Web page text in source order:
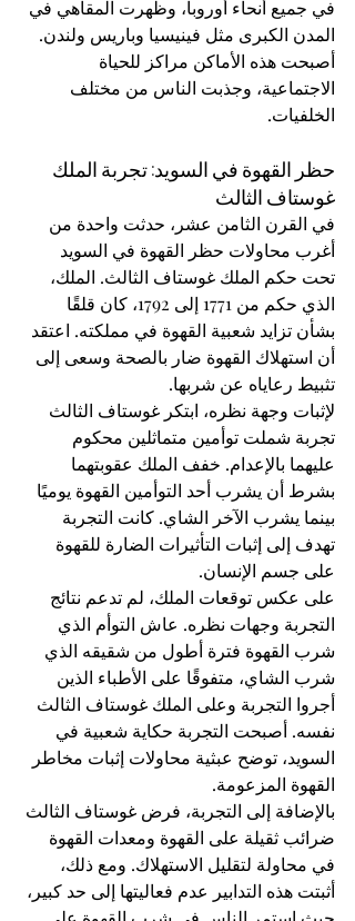
في جميع أنحاء أوروبا، وظهرت المقاهي في
المدن الكبرى مثل فينيسيا وباريس ولندن.
أصبحت هذه الأماكن مراكز للحياة
الاجتماعية، وجذبت الناس من مختلف
الخلفيات.
حظر القهوة في السويد: تجربة الملك
غوستاف الثالث
في القرن الثامن عشر، حدثت واحدة من
أغرب محاولات حظر القهوة في السويد
تحت حكم الملك غوستاف الثالث. الملك،
الذي حكم من 1771 إلى 1792، كان قلقًا
بشأن تزايد شعبية القهوة في مملكته. اعتقد
أن استهلاك القهوة ضار بالصحة وسعى إلى
تثبيط رعاياه عن شربها.
لإثبات وجهة نظره، ابتكر غوستاف الثالث
تجربة شملت توأمين متماثلين محكوم
عليهما بالإعدام. خفف الملك عقوبتهما
بشرط أن يشرب أحد التوأمين القهوة يوميًا
بينما يشرب الآخر الشاي. كانت التجربة
تهدف إلى إثبات التأثيرات الضارة للقهوة
على جسم الإنسان.
على عكس توقعات الملك، لم تدعم نتائج
التجربة وجهات نظره. عاش التوأم الذي
شرب القهوة فترة أطول من شقيقه الذي
شرب الشاي، متفوقًا على الأطباء الذين
أجروا التجربة وعلى الملك غوستاف الثالث
نفسه. أصبحت التجربة حكاية شعبية في
السويد، توضح عبثية محاولات إثبات مخاطر
القهوة المزعومة.
بالإضافة إلى التجربة، فرض غوستاف الثالث
ضرائب ثقيلة على القهوة ومعدات القهوة
في محاولة لتقليل الاستهلاك. ومع ذلك،
أثبتت هذه التدابير عدم فعاليتها إلى حد كبير،